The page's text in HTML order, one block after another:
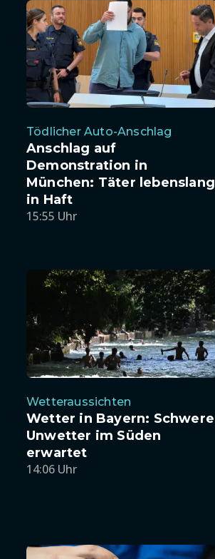
Tödlicher Auto-Anschlag
Anschlag auf
Demonstration in
München: Täter lebenslang
in Haft
15:55 Uhr
Wetteraussichten
Wetter in Bayern: Schwere
Unwetter im Süden
erwartet
14:06 Uhr